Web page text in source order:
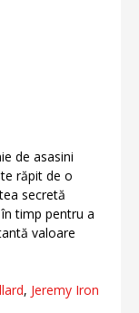
de asasini
răpit de o
secretă
timp pentru a
valoare
, Jeremy Iron